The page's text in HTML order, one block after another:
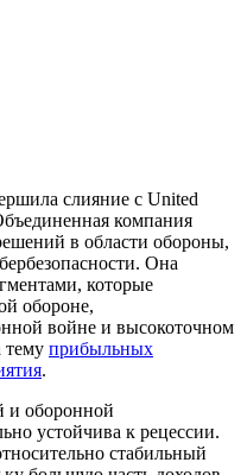
слияние с United
компания
в области обороны,
Она
которые
обороне,
войне и высокоточном
тему прибыльных
.
и оборонной
устойчива к рецессии.
стабильный